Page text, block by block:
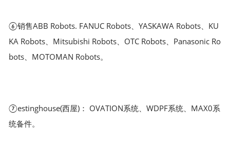
⑥销售ABB Robots. FANUC Robots、YASKAWA Robots、KU
KA Robots、Mitsubishi Robots、OTC Robots、Panasonic Ro
bots、MOTOMAN Robots。
⑦estinghouse(西屋)： OVATION系统、WDPF系统、MAX0系
统备件。